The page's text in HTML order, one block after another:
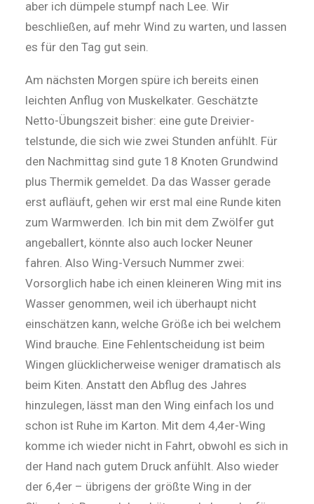
aber ich dümpele stumpf nach Lee. Wir
beschließen, auf mehr Wind zu warten, und lassen
es für den Tag gut sein.
Am nächsten Morgen spüre ich bereits einen
leichten Anflug von Mus­kelkater. Geschätzte
Netto-­Übungs­­zeit bisher: eine gute Drei­vier­
telstunde, die sich wie zwei Stun­den anfühlt. Für
den Nachmittag sind gute 18 Knoten Grundwind
plus Thermik gemeldet. Da das Wasser gerade
erst aufläuft, gehen wir erst mal eine Runde kiten
zum Warmwerden. Ich bin mit dem Zwölfer gut
angeballert, könnte also auch locker Neuner
fahren. Also Wing-Versuch Nummer zwei:
Vorsorglich habe ich einen kleineren Wing mit ins
Wasser genommen, weil ich überhaupt nicht
einschätzen kann, welche Größe ich bei welchem
Wind brauche. Eine Fehlentscheidung ist beim
Wingen glücklicherweise weniger dramatisch als
beim Kiten. Anstatt den Abflug des Jahres
hinzulegen, lässt man den Wing einfach los und
schon ist Ruhe im Karton. Mit dem 4,4er-Wing
komme ich wieder nicht in Fahrt, obwohl es sich in
der Hand nach gu­tem Druck anfühlt. Also wieder
der 6,4er – übrigens der größte Wing in der